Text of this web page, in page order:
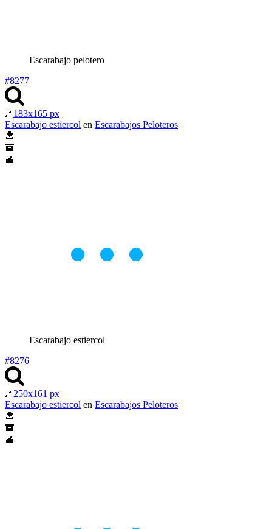
Escarabajo pelotero
#8277
183x165 px
Escarabajo estiercol en Escarabajos Peloteros
Escarabajo estiercol
#8276
250x161 px
Escarabajo estiercol en Escarabajos Peloteros